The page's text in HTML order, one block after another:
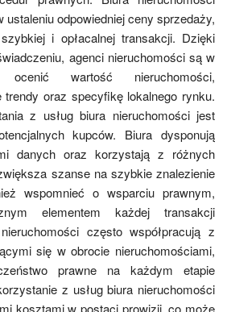
ustaleniu odpowiedniej ceny sprzedaży,
i opłacalnej transakcji. Dzięki
agenci nieruchomości są w
wartość nieruchomości,
trendy oraz specyfikę lokalnego rynku.
z usług biura nieruchomości jest
kupców. Biura dysponują
danych oraz korzystają z różnych
szanse na szybkie znalezienie
wspomnieć o wsparciu prawnym,
elementem każdej transakcji
często współpracują z
się w obrocie nieruchomościami,
prawne na każdym etapie
z usług biura nieruchomości
kosztami w postaci prowizji, co może